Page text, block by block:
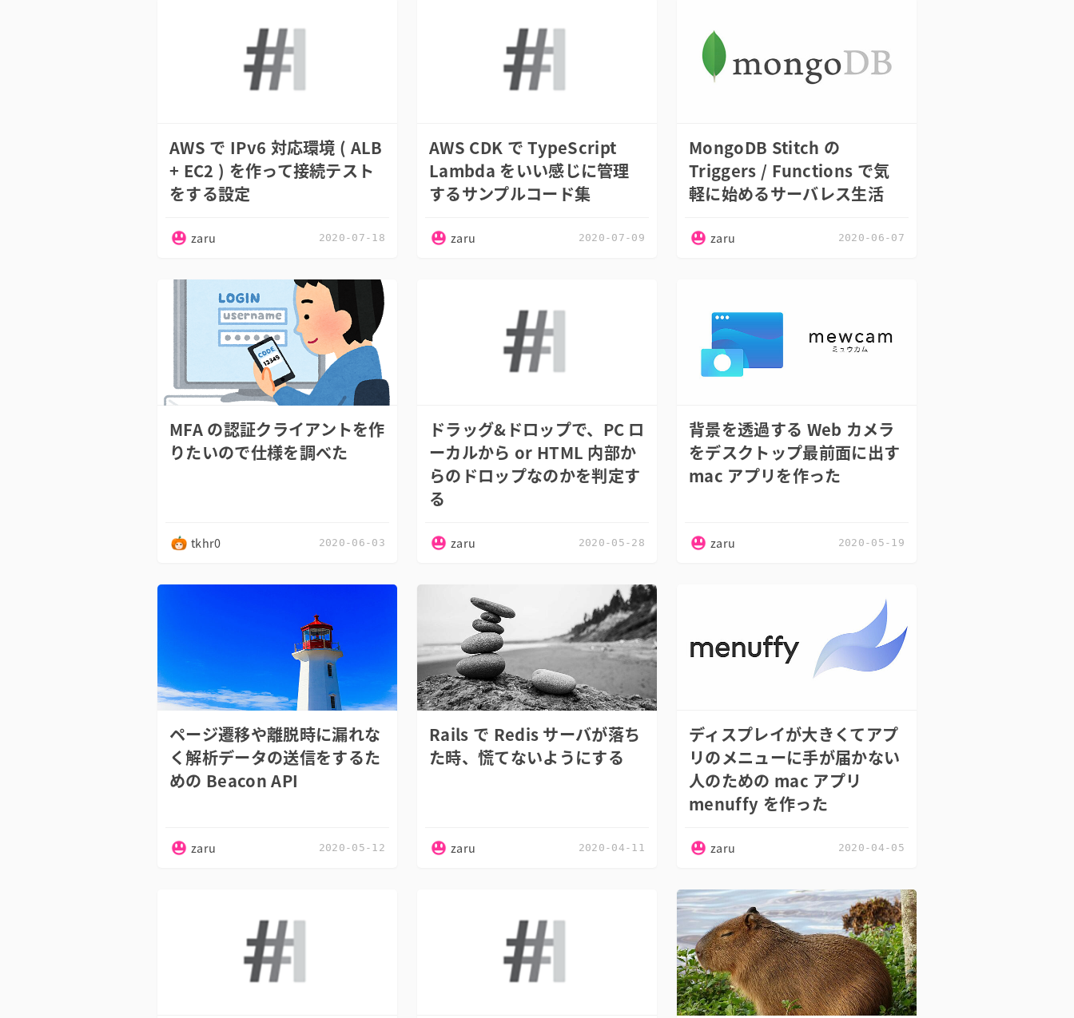
AWS で IPv6 対応環境 ( ALB
+ EC2 ) を作って接続テスト
をする設定
zaru 2020-07-18
AWS CDK で TypeScript
Lambda をいい感じに管理
するサンプルコード集
zaru 2020-07-09
MongoDB Stitch の
Triggers / Functions で気
軽に始めるサーバレス生活
zaru 2020-06-07
MFA の認証クライアントを作
りたいので仕様を調べた
tkhr0 2020-06-03
ドラッグ&ドロップで、PC ロ
ーカルから or HTML 内部か
らのドロップなのかを判定す
る
zaru 2020-05-28
背景を透過する Web カメラ
をデスクトップ最前面に出す
mac アプリを作った
zaru 2020-05-19
ページ遷移や離脱時に漏れな
く解析データの送信をするた
めの Beacon API
zaru 2020-05-12
Rails で Redis サーバが落ち
た時、慌てないようにする
zaru 2020-04-11
ディスプレイが大きくてアプ
リのメニューに手が届かない
人のための mac アプリ
menuffy を作った
zaru 2020-04-05